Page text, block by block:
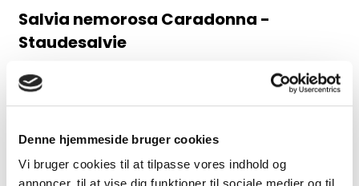
Denne hjemmeside bruger cookies
Vi bruger cookies til at tilpasse vores indhold og
Salvia nemorosa Caradonna -
Staudesalvie
Juni-august, 60 cm
30,00 DKK
(inkl. moms)